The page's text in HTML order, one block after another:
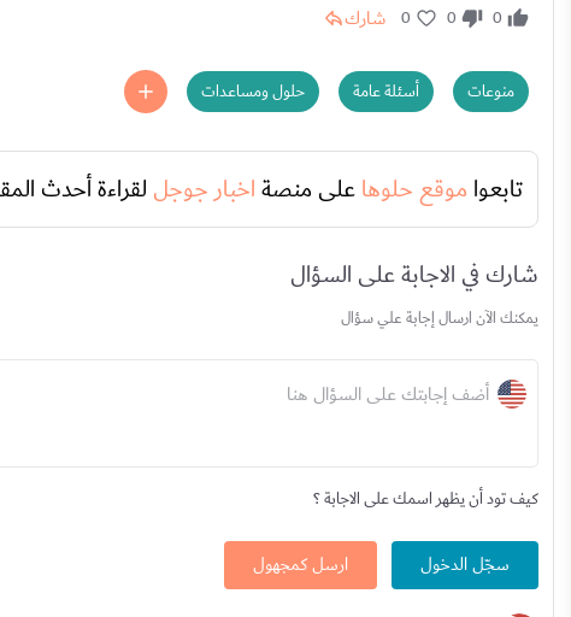
0
0
0 شارك
منوعات أسئلة عامة حلول ومساعدات
تابعوا موقع حلوهاعلى منصةاخبار جوجل لقراءة أحدث
شارك في الاجابة على السؤال
يمكنك الآن ارسال إجابة علي سؤال
أضف إجابتك على السؤال هنا
كيف تود أن يظهر اسمك على الاجابة ؟
سجّل الدخول ارسل كمجهول